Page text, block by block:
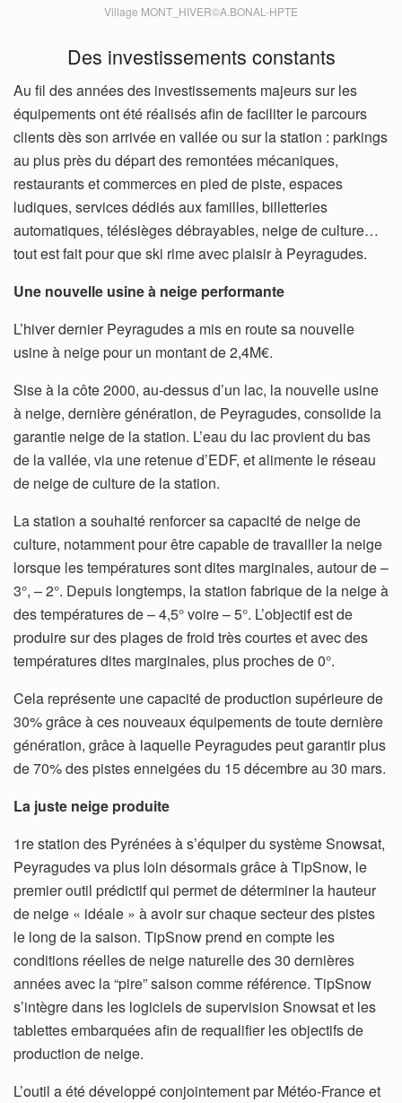
Village MONT_HIVER©A.BONAL-HPTE
Des investissements constants
Au fil des années des investissements majeurs sur les
équipements ont été réalisés afin de faciliter le parcours
clients dès son arrivée en vallée ou sur la station : parkings
au plus près du départ des remontées mécaniques,
restaurants et commerces en pied de piste, espaces
ludiques, services dédiés aux familles, billetteries
automatiques, télésièges débrayables, neige de culture…
tout est fait pour que ski rime avec plaisir à Peyragudes.
Une nouvelle usine à neige performante
L’hiver dernier Peyragudes a mis en route sa nouvelle
usine à neige pour un montant de 2,4M€.
Sise à la côte 2000, au-dessus d’un lac, la nouvelle usine
à neige, dernière génération, de Peyragudes, consolide la
garantie neige de la station. L’eau du lac provient du bas
de la vallée, via une retenue d’EDF, et alimente le réseau
de neige de culture de la station.
La station a souhaité renforcer sa capacité de neige de
culture, notamment pour être capable de travailler la neige
lorsque les températures sont dites marginales, autour de –
3°, – 2°. Depuis longtemps, la station fabrique de la neige à
des températures de – 4,5° voire – 5°. L’objectif est de
produire sur des plages de froid très courtes et avec des
températures dites marginales, plus proches de 0°.
Cela représente une capacité de production supérieure de
30% grâce à ces nouveaux équipements de toute dernière
génération, grâce à laquelle Peyragudes peut garantir plus
de 70% des pistes enneigées du 15 décembre au 30 mars.
La juste neige produite
1re station des Pyrénées à s’équiper du système Snowsat,
Peyragudes va plus loin désormais grâce à TipSnow, le
premier outil prédictif qui permet de déterminer la hauteur
de neige « idéale » à avoir sur chaque secteur des pistes
le long de la saison. TipSnow prend en compte les
conditions réelles de neige naturelle des 30 dernières
années avec la “pire” saison comme référence. TipSnow
s’intègre dans les logiciels de supervision Snowsat et les
tablettes embarquées afin de requalifier les objectifs de
production de neige.
L’outil a été développé conjointement par Météo-France et